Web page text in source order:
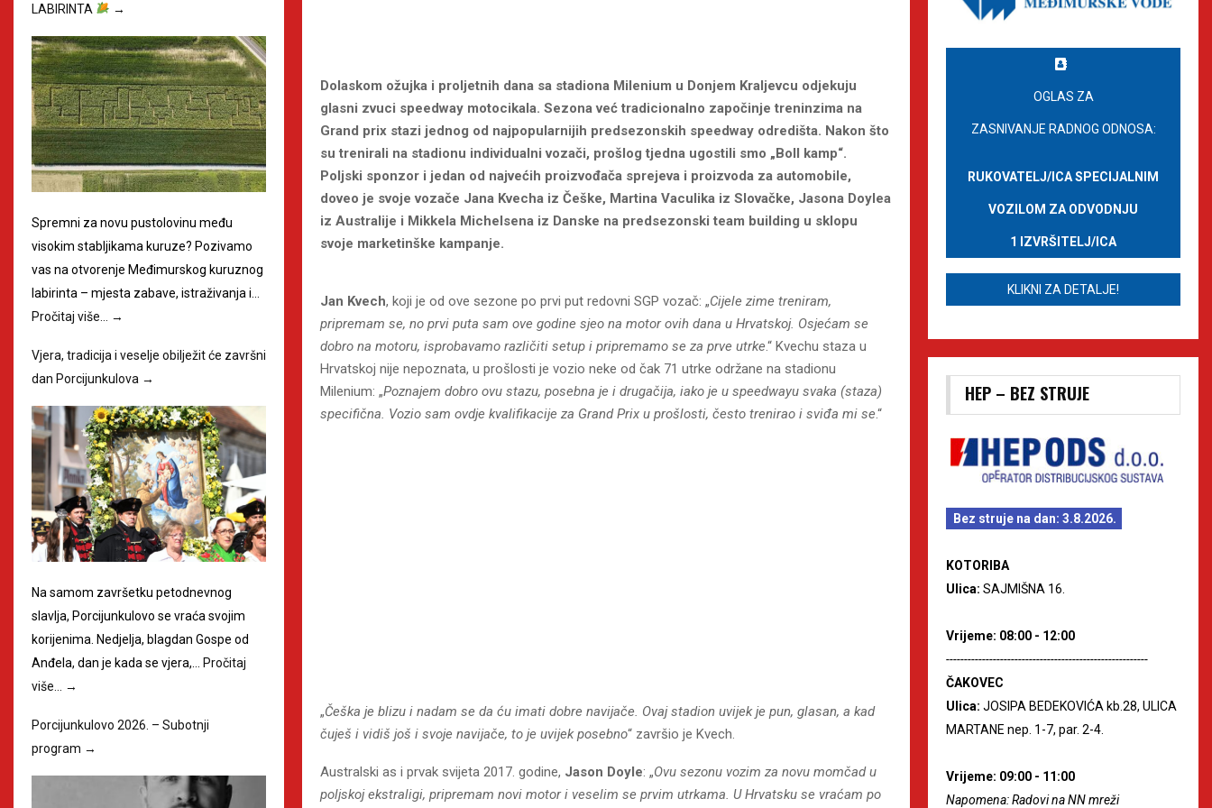
Dolaskom ožujka i proljetnih dana sa stadiona Milenium u Donjem Kraljevcu odjekuju
glasni zvuci speedway motocikala. Sezona već tradicionalno započinje treninzima na
Grand prix stazi jednog od najpopularnijih predsezonskih speedway odredišta. Nakon što
su trenirali na stadionu individualni vozači, prošlog tjedna ugostili smo „Boll kamp“.
Poljski sponzor i jedan od najvećih proizvođača sprejeva i proizvoda za automobile,
doveo je svoje vozače Jana Kvecha iz Češke, Martina Vaculika iz Slovačke, Jasona Doylea
iz Australije i Mikkela Michelsena iz Danske na predsezonski team building u sklopu
svoje marketinške kampanje.
Jan Kvech, koji je od ove sezone po prvi put redovni SGP vozač: „Cijele zime treniram,
pripremam se, no prvi puta sam ove godine sjeo na motor ovih dana u Hrvatskoj. Osjećam se
dobro na motoru, isprobavamo različiti setup i pripremamo se za prve utrke.“ Kvechu staza u
Hrvatskoj nije nepoznata, u prošlosti je vozio neke od čak 71 utrke održane na stadionu
Milenium: „Poznajem dobro ovu stazu, posebna je i drugačija, iako je u speedwayu svaka (staza)
specifična. Vozio sam ovdje kvalifikacije za Grand Prix u prošlosti, često trenirao i sviđa mi se.“
„Češka je blizu i nadam se da ću imati dobre navijače. Ovaj stadion uvijek je pun, glasan, a kad
čuješ i vidiš još i svoje navijače, to je uvijek posebno“ završio je Kvech.
Australski as i prvak svijeta 2017. godine, Jason Doyle: „Ovu sezonu vozim za novu momčad u
poljskoj ekstraligi, pripremam novi motor i veselim se prvim utrkama. U Hrvatsku se vraćam po
LABIRINTA
→
Spremni za novu pustolovinu među
visokim stabljikama kuruze? Pozivamo
vas na otvorenje Međimurskog kuruznog
labirinta – mjesta zabave, istraživanja i…
Pročitaj više…
→
Vjera, tradicija i veselje obilježit će završni
dan Porcijunkulova →
Na samom završetku petodnevnog
slavlja, Porcijunkulovo se vraća svojim
korijenima. Nedjelja, blagdan Gospe od
Anđela, dan je kada se vjera,… Pročitaj
više… →
Porcijunkulovo 2026. – Subotnji
program →
OGLAS ZA
ZASNIVANJE RADNOG ODNOSA:
RUKOVATELJ/ICA SPECIJALNIM
VOZILOM ZA ODVODNJU
1 IZVRŠITELJ/ICA
KLIKNI ZA DETALJE!
HEP – BEZ STRUJE
Bez struje na dan: 3.8.2026.
KOTORIBA
Ulica: SAJMIŠNA 16.
Vrijeme: 08:00 - 12:00
--------------------------------------------------------
ČAKOVEC
Ulica: JOSIPA BEDEKOVIĆA kb.28, ULICA
MARTANE nep. 1-7, par. 2-4.
Vrijeme: 09:00 - 11:00
Napomena: Radovi na NN mreži